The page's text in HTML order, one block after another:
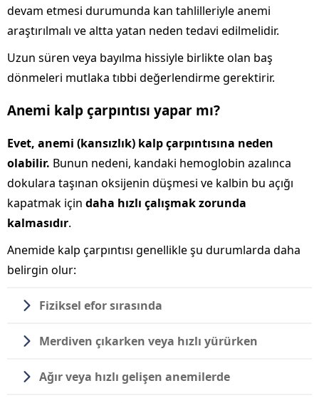
devam etmesi durumunda kan tahlilleriyle anemi
araştırılmalı ve altta yatan neden tedavi edilmelidir.
Uzun süren veya bayılma hissiyle birlikte olan baş
dönmeleri mutlaka tıbbi değerlendirme gerektirir.
Anemi kalp çarpıntısı yapar mı?
Evet, anemi (kansızlık) kalp çarpıntısına neden
olabilir. Bunun nedeni, kandaki hemoglobin azalınca
dokulara taşınan oksijenin düşmesi ve kalbin bu açığı
kapatmak için daha hızlı çalışmak zorunda
kalmasıdır.
Anemide kalp çarpıntısı genellikle şu durumlarda daha
belirgin olur:
Fiziksel efor sırasında
Merdiven çıkarken veya hızlı yürürken
Ağır veya hızlı gelişen anemilerde